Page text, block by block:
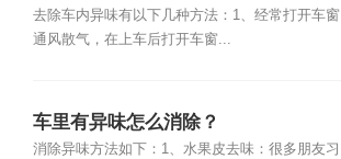
去除车内异味有以下几种方法：1、经常打开车窗
通风散气，在上车后打开车窗...
车里有异味怎么消除？
消除异味方法如下：1、水果皮去味：很多朋友习